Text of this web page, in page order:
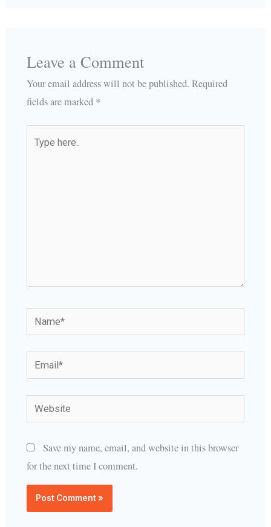
Leave a Comment
Your email address will not be published. Required
fields are marked *
here..
Name*
Email*
Website
Save my name, email, and website in this browser
for the next time I comment.